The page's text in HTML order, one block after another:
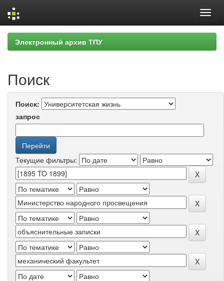
Skip
navigation
Электронный архив ТПУ
Поиск
Поиск:
запрос
Текущие фильтры: